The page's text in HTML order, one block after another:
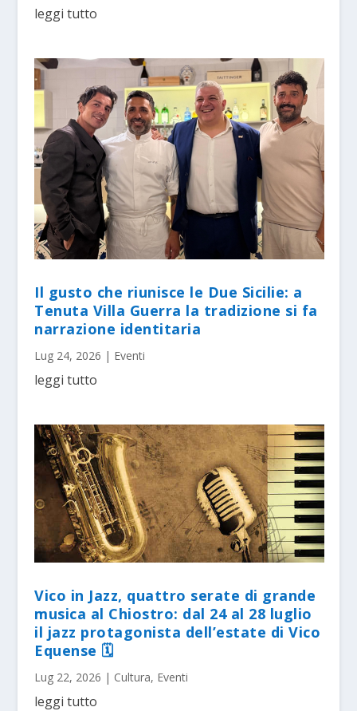
leggi tutto
Il gusto che riunisce le Due Sicilie: a
Tenuta Villa Guerra la tradizione si fa
narrazione identitaria
Lug 24, 2026 | Eventi
leggi tutto
Vico in Jazz, quattro serate di grande
musica al Chiostro: dal 24 al 28 luglio
il jazz protagonista dell’estate di Vico
Equense 🗓
Lug 22, 2026 | Cultura, Eventi
leggi tutto